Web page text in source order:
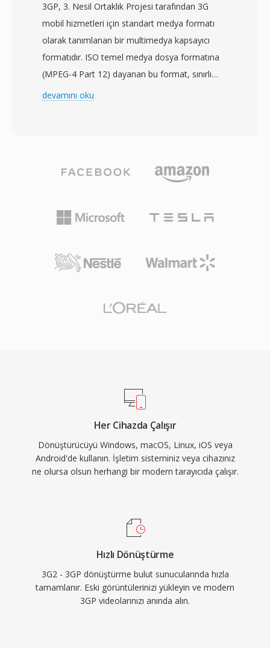
tasarlanmış olup, 30-60 kbps gibi düşük bit
hızlarında oynatılabilir video kalitesi sunar. Bu
özellik, formatı sınırlı işlem gücü ve depolama
alanına sahip cihazlarda mobil video kaydı için
özellikle verimli kılar. Kapsayıcı, birden fazla
parça, altyazılar için zamanlanmış metin ve
uyumluluk sağlayarak geniş bir mobil cihaz
yelpazesinde güvenilir oynatma imkanı
amaç için 3G2&#039;nın yerini almış olsa da,
dosya boyutunun öncelikli olduğu durumlarda
hâlâ kullanışlıdır.
3GP, 3. Nesil Ortaklık Projesi tarafından 3G
mobil hizmetleri için standart medya formatı
olarak tanımlanan bir multimedya kapsayıcı
formatıdır. ISO temel medya dosya formatına
(MPEG-4 Part 12) dayanan bu format, sınırlı
kapasiteye sahip cep telefonlarının video
genellikle H.263 veya H.264 video
AAC ses codec&#039;leriyle birlikte kullanır.
3GP, ağ hızları ve cihaz donanımının dosya
telefon döneminde multimedyayı mobil
dosyalarında bulunan ek yükü ortadan
içinde zamanlanmış metin ile sabit görüntü
desteği sunar. Büyük telefon üreticileri
tarafından geniş çaplı benimsenmesi, 3G
özellikli neredeyse her telefonun 3GP medyasını
yerel olarak işleyebilmesini sağlamıştır. Modern
mobil cihazlar artık MP4 ve diğer gelişmiş
açısından verimli video dağıtımının önemini
devamını oku
Her Cihazda Çalışır
Dönüştürücüyü Windows, macOS, Linux, iOS veya
Android'de kullanın. İşletim sisteminiz veya cihazınız
ne olursa olsun herhangi bir modern tarayıcıda çalışır.
Hızlı Dönüştürme
3G2 - 3GP dönüştürme bulut sunucularında hızla
tamamlanır. Eski görüntülerinizi yükleyin ve modern
3GP videolarınızı anında alın.